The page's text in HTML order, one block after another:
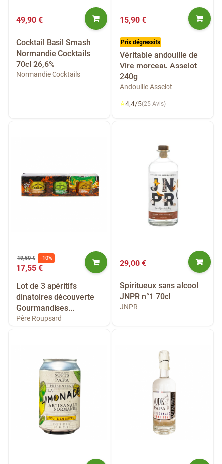
49,90 €
Cocktail Basil Smash
Normandie Cocktails
70cl 26,6%
Normandie Cocktails
15,90 €
Prix dégressifs
Véritable andouille de
Vire morceau Asselot
240g
Andouille Asselot
⭐4,4/5(25 Avis)
17,55 €
19,50 € -10%
Lot de 3 apéritifs
dinatoires découverte
Gourmandises...
Père Roupsard
29,00 €
Spiritueux sans alcool
JNPR n°1 70cl
JNPR